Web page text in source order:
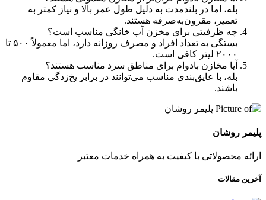
بله، اما در بلندمدت به دلیل طول عمر بالا و نیاز کمتر به
تعمیر، مقرون‌به‌صرفه هستند.
چه ظرفیتی برای مخزن آب خانگی مناسب است؟
بستگی به تعداد افراد و مصرف روزانه دارد، اما معمولاً ۵۰۰ تا
۲۰۰۰ لیتر کافی است.
آیا مخازن بادوام برای مناطق سرد مناسب هستند؟
بله، با عایق‌بندی مناسب می‌توانند در برابر یخ‌زدگی مقاوم
باشند.
پلیمر روشان
ارائه محصولاتی با کیفیت به همراه خدمات معتبر
آخرین مقالات